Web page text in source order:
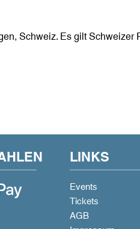
Schweiz. Es gilt Schweizer
LINKS
Events
Tickets
AGB